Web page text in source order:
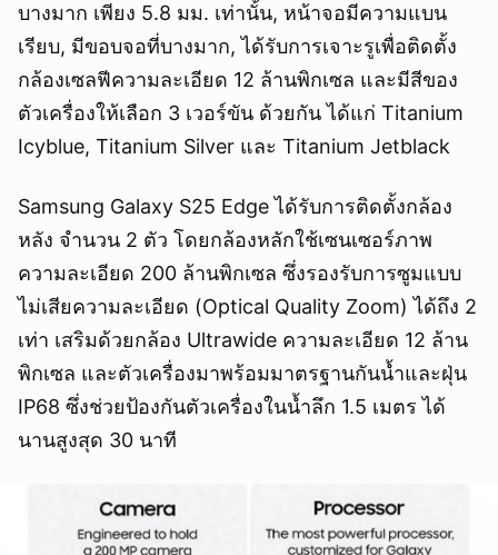
บางมาก เพียง 5.8 มม. เท่านั้น, หน้าจอมีความแบน
เรียบ, มีขอบจอที่บางมาก, ได้รับการเจาะรูเพื่อติดตั้ง
กล้องเซลฟีความละเอียด 12 ล้านพิกเซล และมีสีของ
ตัวเครื่องให้เลือก 3 เวอร์ขัน ด้วยกัน ได้แก่ Titanium
Icyblue, Titanium Silver และ Titanium Jetblack
Samsung Galaxy S25 Edge ได้รับการติดตั้งกล้อง
หลัง จำนวน 2 ตัว โดยกล้องหลักใช้เซนเซอร์ภาพ
ความละเอียด 200 ล้านพิกเซล ซึ่งรองรับการซูมแบบ
ไม่เสียความละเอียด (Optical Quality Zoom) ได้ถึง 2
เท่า เสริมด้วยกล้อง Ultrawide ความละเอียด 12 ล้าน
พิกเซล และตัวเครื่องมาพร้อมมาตรฐานกันน้ำและฝุ่น
IP68 ซึ่งช่วยป้องกันตัวเครื่องในน้ำลึก 1.5 เมตร ได้
นานสูงสุด 30 นาที